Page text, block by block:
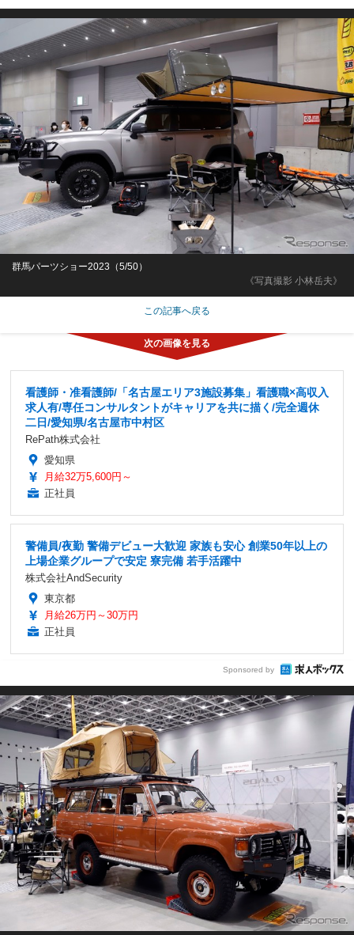
《写真撮影 小林岳夫》
群馬パーツショー2023（5/50）
この記事へ戻る
看護師・准看護師/「名古屋エリア3施設募集」看護職×高収入
求人有/専任コンサルタントがキャリアを共に描く/完全週休
二日/愛知県/名古屋市中村区
RePath株式会社
愛知県
月給32万5,600円～
正社員
警備員/夜勤 警備デビュー大歓迎 家族も安心 創業50年以上の
上場企業グループで安定 寮完備 若手活躍中
株式会社AndSecurity
東京都
月給26万円～30万円
正社員
Sponsored by